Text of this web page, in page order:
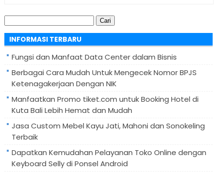
Cari
untuk:
INFORMASI TERBARU
Fungsi dan Manfaat Data Center dalam Bisnis
Berbagai Cara Mudah Untuk Mengecek Nomor BPJS
Ketenagakerjaan Dengan NIK
Manfaatkan Promo tiket.com untuk Booking Hotel di
Kuta Bali Lebih Hemat dan Mudah
Jasa Custom Mebel Kayu Jati, Mahoni dan Sonokeling
Terbaik
Dapatkan Kemudahan Pelayanan Toko Online dengan
Keyboard Selly di Ponsel Android